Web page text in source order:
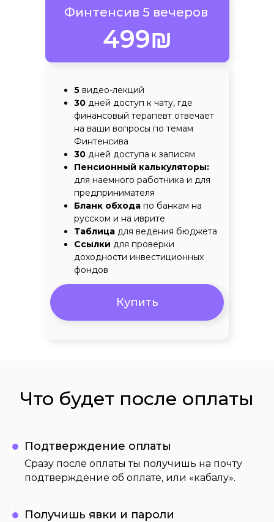
5 видео-лекций ​
30 дней доступ к чату, где
финансовый терапевт отвечает
на ваши вопросы по темам
Финтенсива​
30 дней доступа к записям​
Пенсионный калькуляторы:
для наемного работника и для
предпринимателя
Бланк обхода по банкам на
русском и на иврите​
Таблица для ведения бюджета​
Ссылки для проверки
доходности инвестиционных
фондов​
Финтенсив 5 вечеров ​
499₪
Купить
Что будет после оплаты
Подтверждение оплаты
Сразу после оплаты ты получишь на почту
подтверждение об оплате, или «кабалу».
Получишь явки и пароли